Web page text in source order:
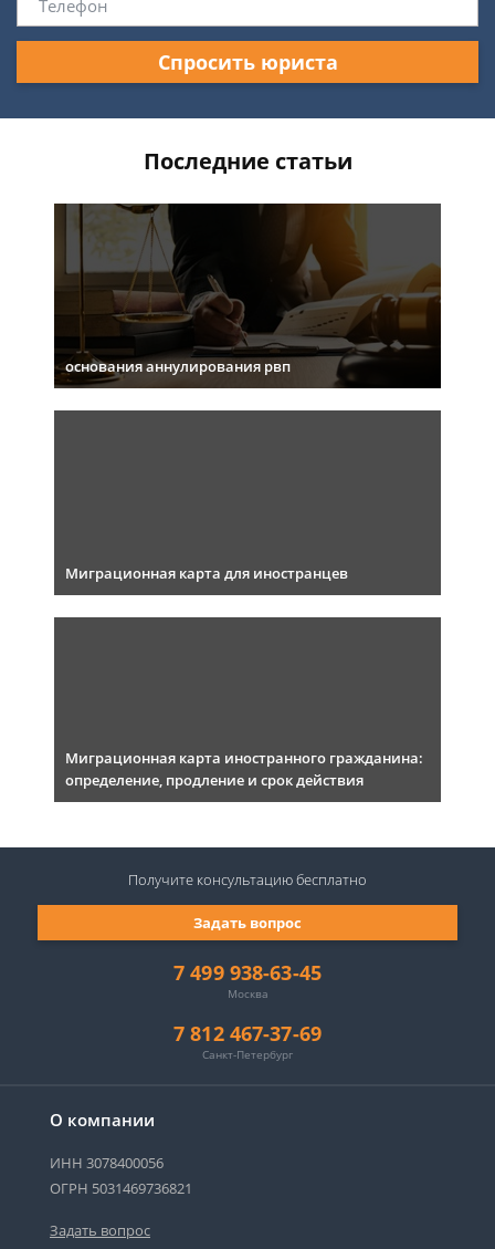
Спросить юриста
Последние статьи
основания аннулирования рвп
Миграционная карта для иностранцев
Миграционная карта иностранного гражданина:
определение, продление и срок действия
О компании
ИНН 3078400056
ОГРН 5031469736821
Задать вопрос
7 499 938-63-45
Москва
7 812 467-37-69
Санкт-Петербург
Задать вопрос
Получите консультациюбесплатно